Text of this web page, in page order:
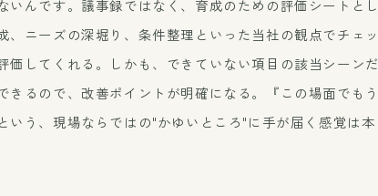
いんです。議事録ではなく、育成のための評価シートとし
、ニーズの深堀り、条件整理といった当社の観点でチェッ
価してくれる。しかも、できていない項目の該当シーンだ
きるので、改善ポイントが明確になる。『この場面でもう
いう、現場ならではの"かゆいところ"に手が届く感覚は本